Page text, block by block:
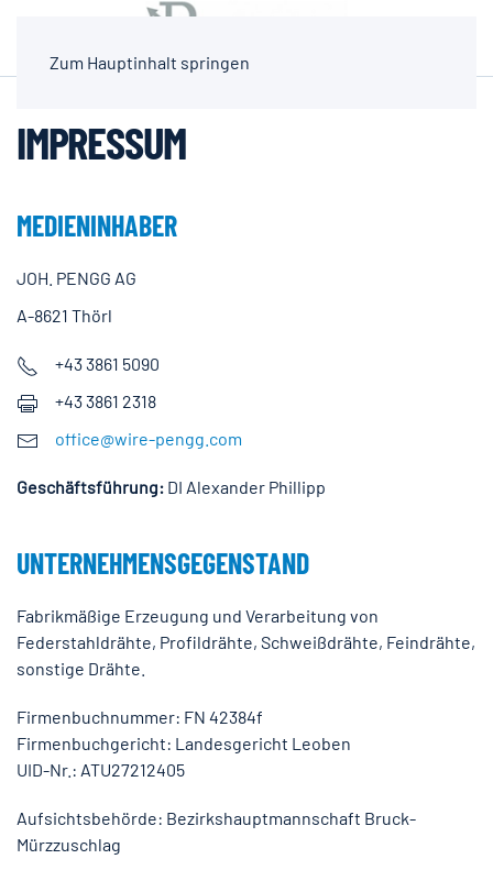
Zum Hauptinhalt springen
IMPRESSUM
MEDIENINHABER
JOH. PENGG AG
A-8621 Thörl
+43 3861 5090
+43 3861 2318
office@wire-pengg.com
Geschäftsführung: DI Alexander Phillipp
UNTERNEHMENSGEGENSTAND
Fabrikmäßige Erzeugung und Verarbeitung von
Federstahldrähte, Profildrähte, Schweißdrähte, Feindrähte,
sonstige Drähte.
Firmenbuchnummer: FN 42384f
Firmenbuchgericht: Landesgericht Leoben
UID-Nr.: ATU27212405
Aufsichtsbehörde: Bezirkshauptmannschaft Bruck-
Mürzzuschlag